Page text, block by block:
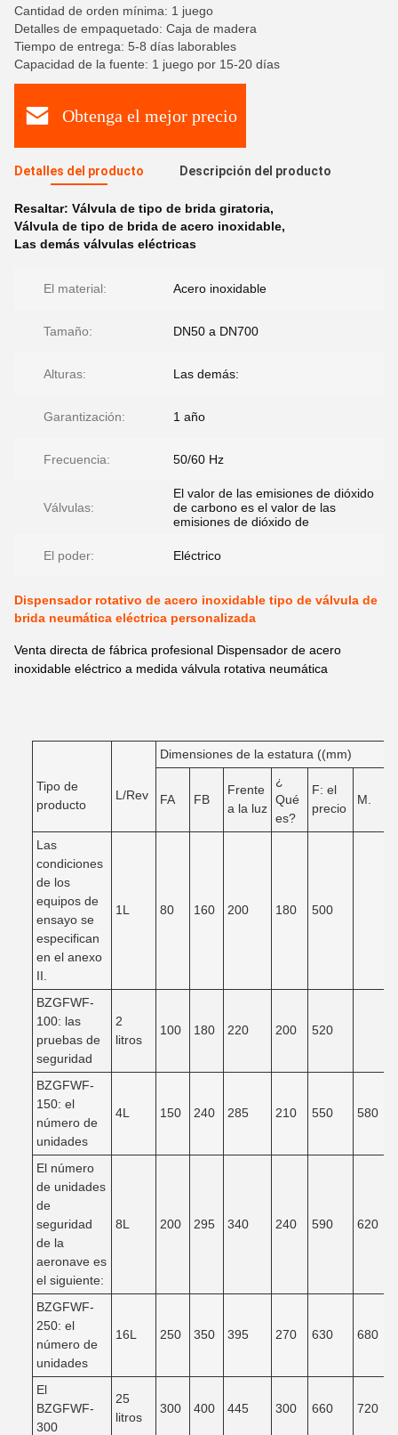
Cantidad de orden mínima: 1 juego
Detalles de empaquetado: Caja de madera
Tiempo de entrega: 5-8 días laborables
Capacidad de la fuente: 1 juego por 15-20 días
Obtenga el mejor precio
Detalles del producto Descripción del producto
Resaltar: Válvula de tipo de brida giratoria,
Válvula de tipo de brida de acero inoxidable,
Las demás válvulas eléctricas
El material: Acero inoxidable
Tamaño: DN50 a DN700
Alturas: Las demás:
Garantización: 1 año
Frecuencia: 50/60 Hz
Válvulas:
El valor de las emisiones de dióxido
de carbono es el valor de las
emisiones de dióxido de
El poder: Eléctrico
Dispensador rotativo de acero inoxidable tipo de válvula de
brida neumática eléctrica personalizada
Venta directa de fábrica profesional Dispensador de acero
inoxidable eléctrico a medida válvula rotativa neumática
Tipo de
producto
L/Rev
Dimensiones de la estatura ((mm)
FA FB
Frente
a la luz
¿
Qué
es?
F: el
precio
M.
Las
condiciones
de los
equipos de
ensayo se
especifican
en el anexo
II.
1L 80 160 200 180 500
BZGFWF-
100: las
pruebas de
seguridad
2
litros
100 180 220 200 520
BZGFWF-
150: el
número de
unidades
4L 150 240 285 210 550 580
El número
de unidades
de
seguridad
de la
aeronave es
el siguiente:
8L 200 295 340 240 590 620
BZGFWF-
250: el
número de
unidades
16L 250 350 395 270 630 680
El
BZGFWF-
300
25
litros
300 400 445 300 660 720